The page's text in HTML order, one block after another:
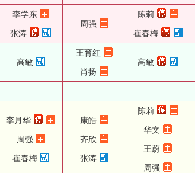
李学东
张涛
周强
陈莉
崔春梅
高敏
王育红
肖扬
高敏
李月华
周强
崔春梅
康皓
齐欣
张涛
陈莉
华文
王蔚
周强